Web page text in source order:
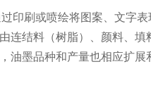
印刷或喷绘将图案、文字
连结料（树脂）、颜料、
油墨品种和产量也相应扩展